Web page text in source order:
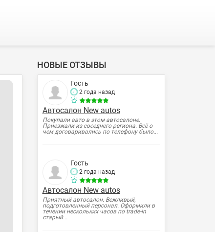
НОВЫЕ ОТЗЫВЫ
Гость
2 года назад
Автосалон New autos
Покупали авто в этом автосалоне.
Приезжали из соседнего региона. Всё о
чем договаривались по телефону было...
Гость
2 года назад
Автосалон New autos
Приятный автосалон. Вежливый,
подготовленный персонал. Оформили в
течении нескольких часов по trade-in
старый...